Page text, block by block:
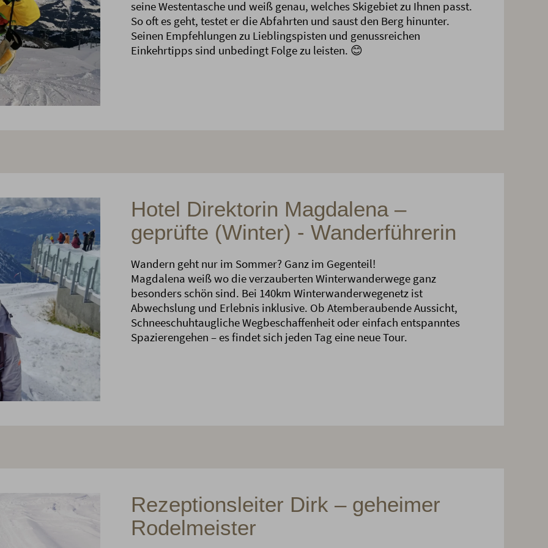
seine Westentasche und weiß genau, welches Skigebiet zu Ihnen passt.
So oft es geht, testet er die Abfahrten und saust den Berg hinunter.
Seinen Empfehlungen zu Lieblingspisten und genussreichen
Einkehrtipps sind unbedingt Folge zu leisten. 😊
Hotel Direktorin Magdalena –
geprüfte (Winter) - Wanderführerin
Wandern geht nur im Sommer? Ganz im Gegenteil!
Magdalena weiß wo die verzauberten Winterwanderwege ganz
besonders schön sind. Bei 140km Winterwanderwegenetz ist
Abwechslung und Erlebnis inklusive. Ob Atemberaubende Aussicht,
Schneeschuhtaugliche Wegbeschaffenheit oder einfach entspanntes
Spazierengehen – es findet sich jeden Tag eine neue Tour.
Rezeptionsleiter Dirk – geheimer
Rodelmeister